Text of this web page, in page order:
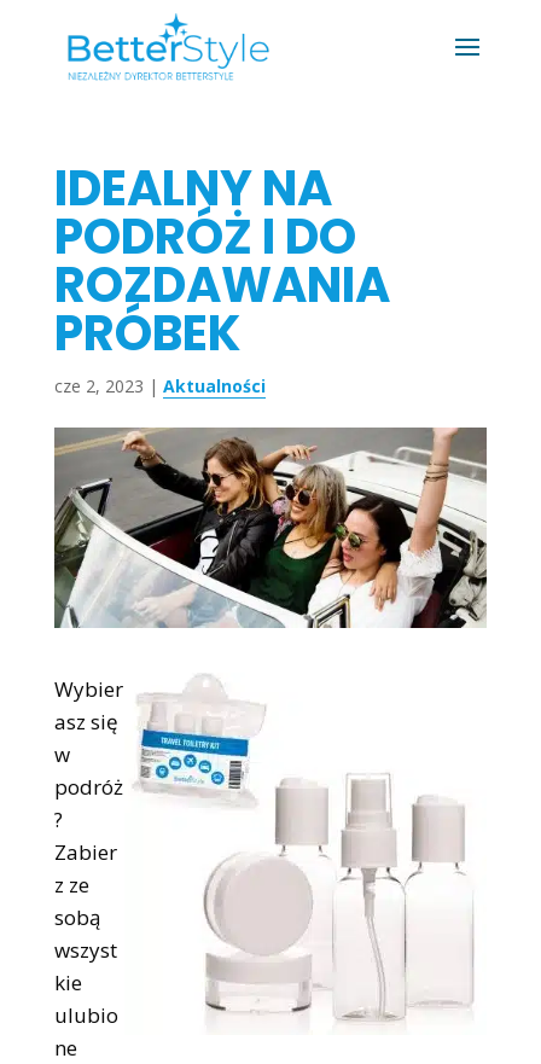
IDEALNY NA
PODRÓŻ I DO
ROZDAWANIA
PRÓBEK
cze 2, 2023 | Aktualności
Wybier
asz się
w
podróż
?
Zabier
z ze
sobą
wszyst
kie
ulubio
ne